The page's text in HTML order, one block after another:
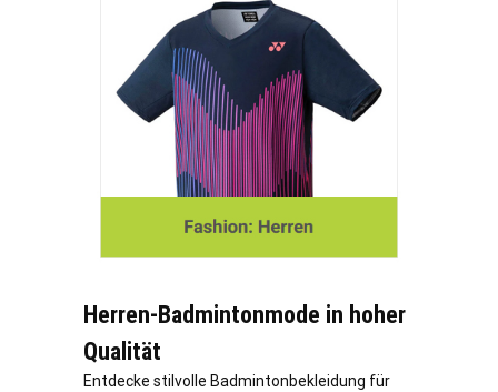
Herren-Badmintonmode in hoher
Qualität
Entdecke stilvolle Badmintonbekleidung für